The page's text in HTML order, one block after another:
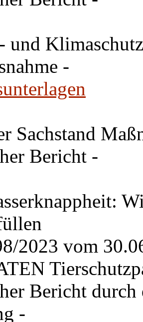
und
-
Sachstand
Bericht -
2023 vom
Bericht
-